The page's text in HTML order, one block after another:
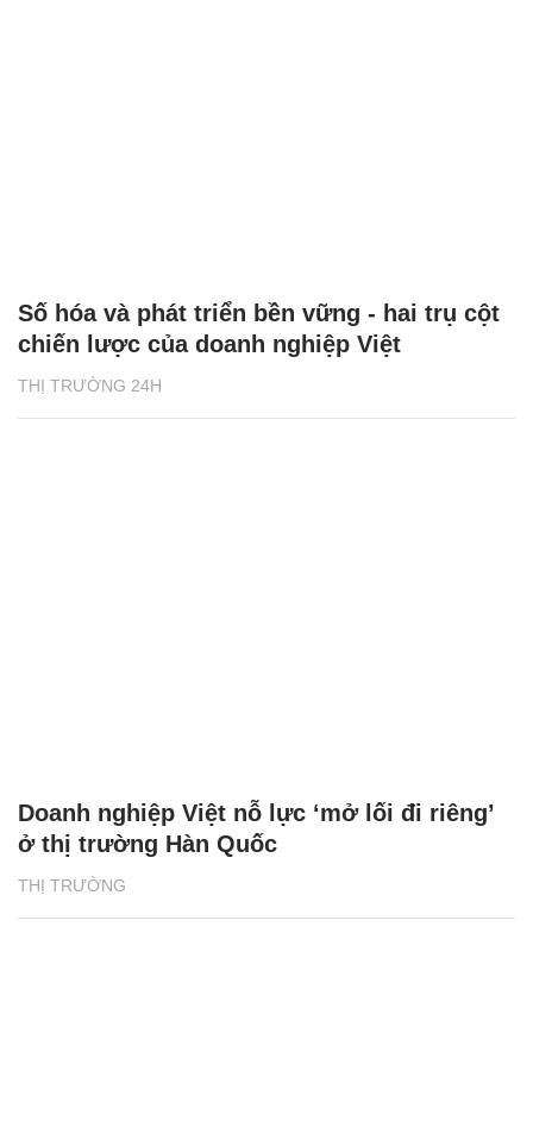
THỊ TRƯỜNG 24H
Số hóa và phát triển bền vững - hai trụ cột
chiến lược của doanh nghiệp Việt
THỊ TRƯỜNG
Doanh nghiệp Việt nỗ lực ‘mở lối đi riêng’
ở thị trường Hàn Quốc